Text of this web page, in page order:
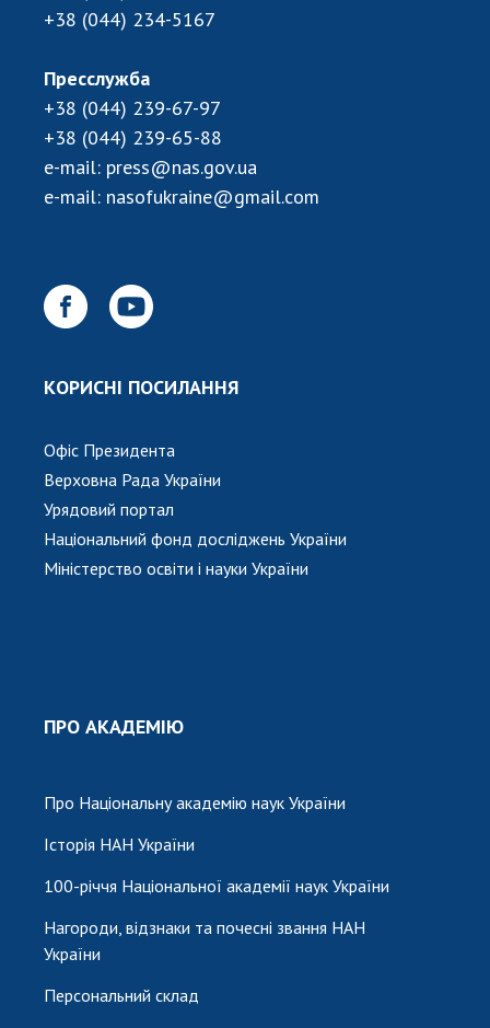
+38 (044) 234-5167
Пресслужба
+38 (044) 239-67-97
+38 (044) 239-65-88
e-mail: press@nas.gov.ua
e-mail: nasofukraine@gmail.com
КОРИСНІ ПОСИЛАННЯ
Офіс Президента
Верховна Рада України
Урядовий портал
Національний фонд досліджень України
Міністерство освіти і науки України
ПРО АКАДЕМІЮ
Про Національну академію наук України
Історія НАН України
100-річчя Національної академії наук України
Нагороди, відзнаки та почесні звання НАН
України
Персональний склад